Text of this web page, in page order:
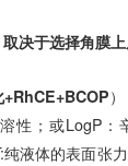
决于选择角膜上
+RhCE+BCOP
性；或LogP：
液体的表面张